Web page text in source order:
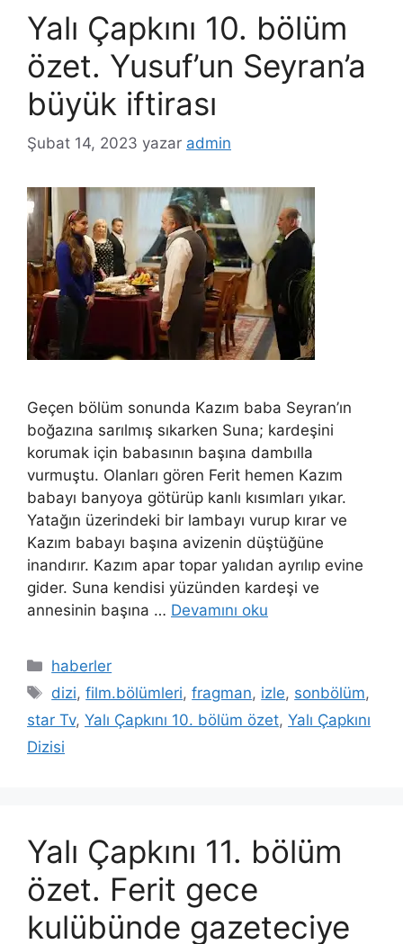
Yalı Çapkını 10. bölüm
özet. Yusuf’un Seyran’a
büyük iftirası
Şubat 14, 2023 yazar admin
Geçen bölüm sonunda Kazım baba Seyran’ın
boğazına sarılmış sıkarken Suna; kardeşini
korumak için babasının başına dambılla
vurmuştu. Olanları gören Ferit hemen Kazım
babayı banyoya götürüp kanlı kısımları yıkar.
Yatağın üzerindeki bir lambayı vurup kırar ve
Kazım babayı başına avizenin düştüğüne
inandırır. Kazım apar topar yalıdan ayrılıp evine
gider. Suna kendisi yüzünden kardeşi ve
annesinin başına … Devamını oku
Kategoriler
haberler
Etiketler
dizi,film.bölümleri,fragman, izle, sonbölüm,
star Tv, Yalı Çapkını 10. bölüm özet, Yalı Çapkını
Dizisi
Yalı Çapkını 11. bölüm
özet. Ferit gece
kulübünde gazeteciye